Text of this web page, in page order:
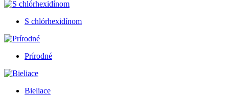
S chlórhexidínom
Prírodné
Bieliace